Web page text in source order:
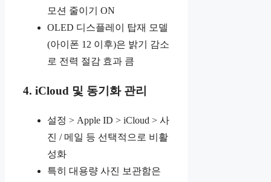
모션 줄이기 ON
OLED 디스플레이 탑재 모델
(아이폰 12 이후)은 밝기 감소
로 전력 절감 효과 큼
4. iCloud 및 동기화 관리
설정 > Apple ID > iCloud > 사
진 / 메일 등 선택적으로 비활
성화
특히 대용량 사진 보관함은